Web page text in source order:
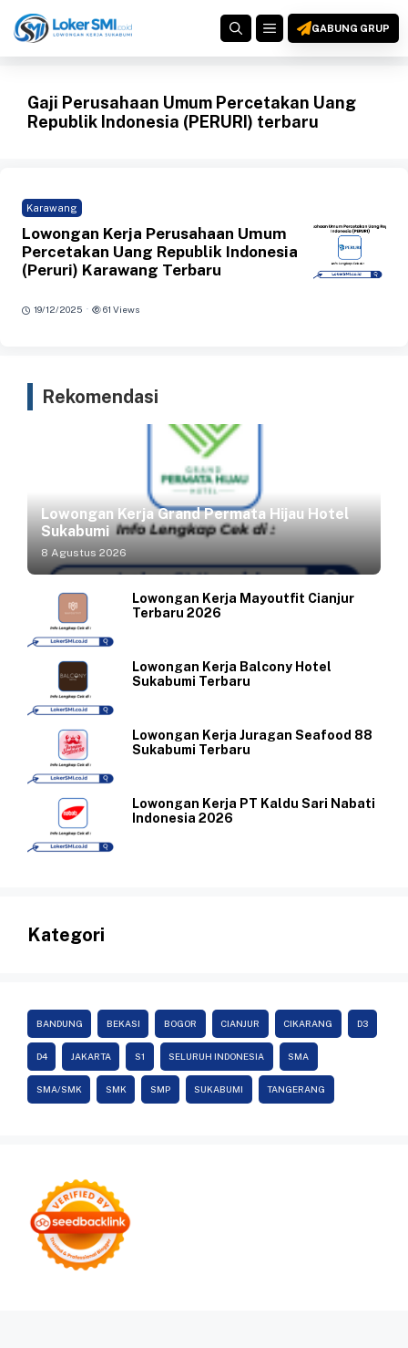
ke
MENUGABUNG GRUP
Gaji Perusahaan Umum Percetakan Uang
Republik Indonesia (PERURI) terbaru
Karawang
Lowongan Kerja Perusahaan Umum
Percetakan Uang Republik Indonesia
(Peruri) Karawang Terbaru
19/12/2025 · 61 Views
Rekomendasi
Lowongan Kerja Grand Permata Hijau Hotel
Sukabumi
8 Agustus 2026
Lowongan Kerja Mayoutfit Cianjur
Terbaru 2026
Lowongan Kerja Balcony Hotel
Sukabumi Terbaru
Lowongan Kerja Juragan Seafood 88
Sukabumi Terbaru
Lowongan Kerja PT Kaldu Sari Nabati
Indonesia 2026
Kategori
BANDUNG BEKASI BOGOR CIANJUR CIKARANG D3
D4 JAKARTA S1 SELURUH INDONESIA SMA
SMA/SMK SMK SMP SUKABUMI TANGERANG